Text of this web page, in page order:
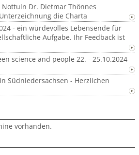
Dr. Dietmar Thönnes
die Charta
- ein würdevolles Lebensende für
Aufgabe. Ihr Feedback ist
science and people 22. - 25.10.2024
Südniedersachsen - Herzlichen
vorhanden.